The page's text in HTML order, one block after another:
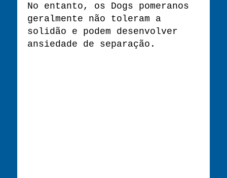
No entanto, os Dogs pomeranos
geralmente não toleram a
solidão e podem desenvolver
ansiedade de separação.